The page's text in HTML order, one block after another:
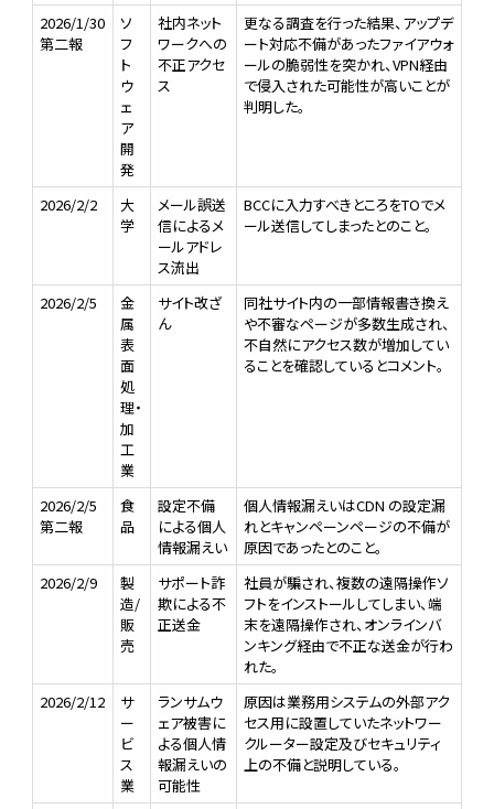
2026/1/30
第二報
ソ
フ
ト
ウ
ェ
ア
開
発
社内ネット
ワークへの
不正アクセ
ス
更なる調査を行った結果、アップデ
ート対応不備があったファイアウォ
ールの脆弱性を突かれ、VPN経由
で侵入された可能性が高いことが
判明した。
2026/2/2
大
学
メール誤送
信によるメ
ールアドレ
ス流出
BCCに入力すべきところをTOでメ
ール送信してしまったとのこと。
2026/2/5
金
属
表
面
処
理・
加
工
業
サイト改ざ
ん
同社サイト内の一部情報書き換え
や不審なページが多数生成され、
不自然にアクセス数が増加してい
ることを確認しているとコメント。
2026/2/5
第二報
食
品
設定不備
による個人
情報漏えい
個人情報漏えいはCDN の設定漏
れとキャンペーンページの不備が
原因であったとのこと。
2026/2/9
製
造/
販
売
サポート詐
欺による不
正送金
社員が騙され、複数の遠隔操作ソ
フトをインストールしてしまい、端
末を遠隔操作され、オンラインバ
ンキング経由で不正な送金が行わ
れた。
2026/2/12
サ
ー
ビ
ス
業
ランサムウ
ェア被害に
よる個人情
報漏えいの
可能性
原因は業務用システムの外部アク
セス用に設置していたネットワー
クルーター設定及びセキュリティ
上の不備と説明している。